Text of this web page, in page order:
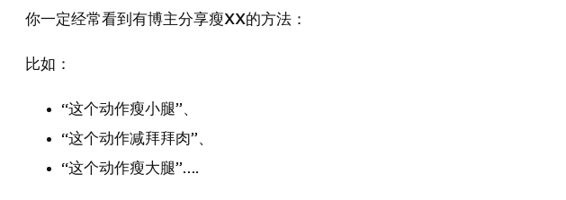
你一定经常看到有博主分享瘦XX的方法：
比如：
“这个动作瘦小腿”、
“这个动作减拜拜肉”、
“这个动作瘦大腿”….